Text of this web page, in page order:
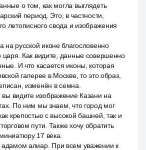
о том, как могла выглядеть
период. Это, в частности,
летописного свода и изображения
на русской иконе благословенно
царя. Как видите, данные совершенно
И что касается иконы, которая
галерее в Москве, то это образ,
изменён в семна.
видите изображение Казани на
По ним мы знаем, что город мог
крепостью с высокой башней, так и
пути. Также хочу обратить
17 века.
алиар. При всем уважении к